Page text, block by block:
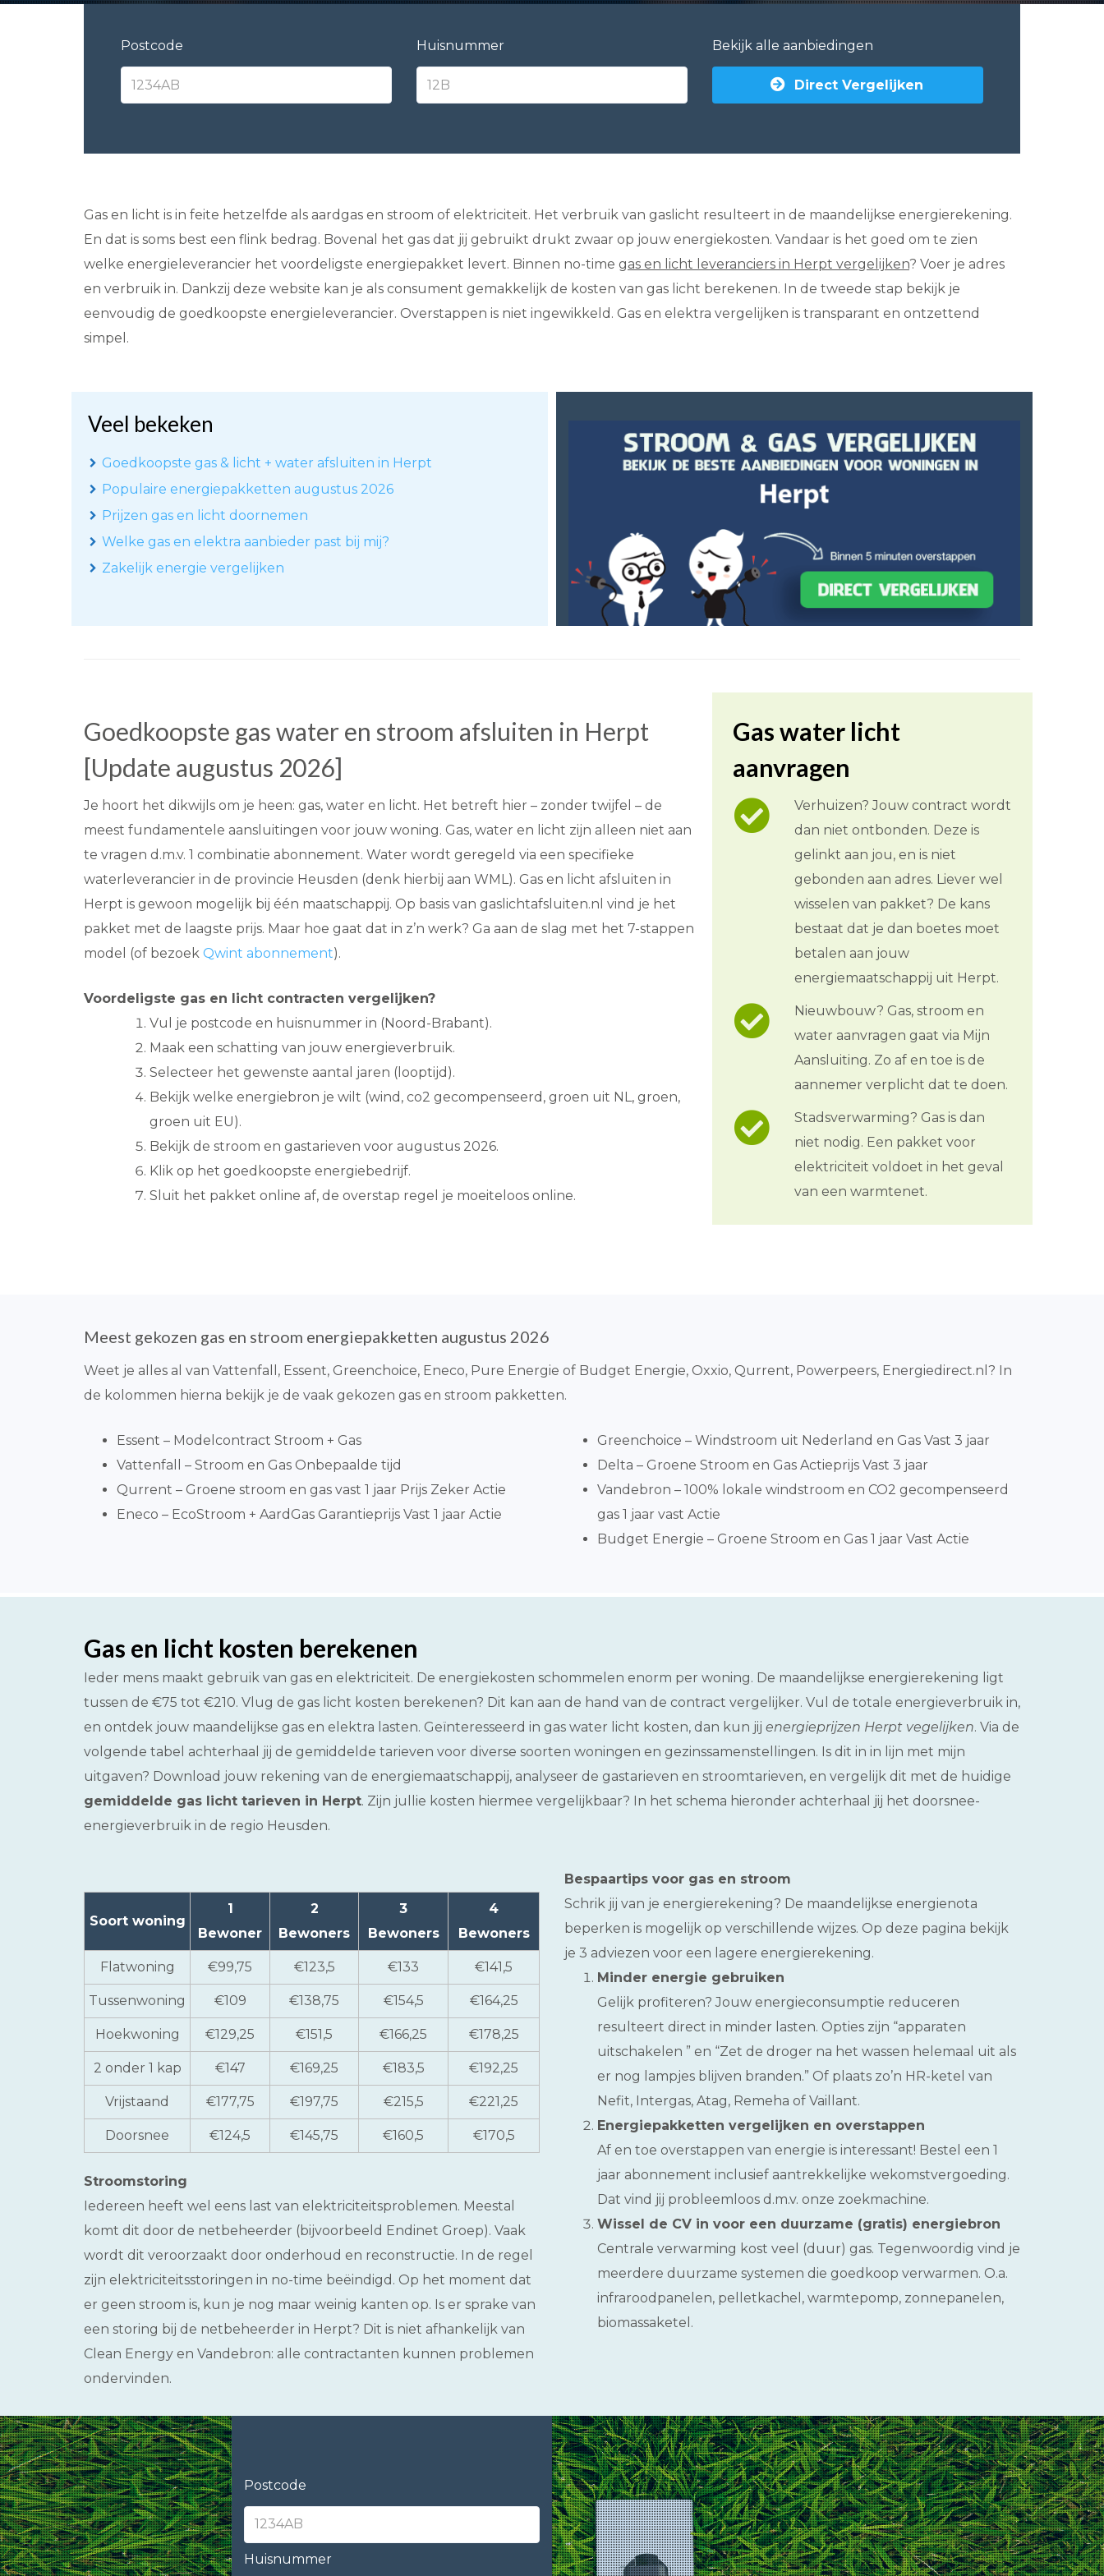
Postcode Huisnummer Bekijk alle aanbiedingen
Direct Vergelijken
Gas en licht is in feite hetzelfde als aardgas en stroom of elektriciteit. Het verbruik van gaslicht resulteert in de maandelijkse energierekening.
En dat is soms best een flink bedrag. Bovenal het gas dat jij gebruikt drukt zwaar op jouw energiekosten. Vandaar is het goed om te zien
welke energieleverancier het voordeligste energiepakket levert. Binnen no-time gas en licht leveranciers in Herpt vergelijken? Voer je adres
en verbruik in. Dankzij deze website kan je als consument gemakkelijk de kosten van gas licht berekenen. In de tweede stap bekijk je
eenvoudig de goedkoopste energieleverancier. Overstappen is niet ingewikkeld. Gas en elektra vergelijken is transparant en ontzettend
simpel.
Veel bekeken
Goedkoopste gas & licht + water afsluiten in Herpt
Populaire energiepakketten augustus 2026
Prijzen gas en licht doornemen
Welke gas en elektra aanbieder past bij mij?
Zakelijk energie vergelijken
Goedkoopste gas water en stroom afsluiten in Herpt
[Update augustus 2026]
Je hoort het dikwijls om je heen: gas, water en licht. Het betreft hier – zonder twijfel – de
meest fundamentele aansluitingen voor jouw woning. Gas, water en licht zijn alleen niet aan
te vragen d.m.v. 1 combinatie abonnement. Water wordt geregeld via een specifieke
waterleverancier in de provincie Heusden (denk hierbij aan WML). Gas en licht afsluiten in
Herpt is gewoon mogelijk bij één maatschappij. Op basis van gaslichtafsluiten.nl vind je het
pakket met de laagste prijs. Maar hoe gaat dat in z’n werk? Ga aan de slag met het 7-stappen
model (of bezoek Qwint abonnement).
Voordeligste gas en licht contracten vergelijken?
Vul je postcode en huisnummer in (Noord-Brabant).
Maak een schatting van jouw energieverbruik.
Selecteer het gewenste aantal jaren (looptijd).
Bekijk welke energiebron je wilt (wind, co2 gecompenseerd, groen uit NL, groen,
groen uit EU).
Bekijk de stroom en gastarieven voor augustus 2026.
Klik op het goedkoopste energiebedrijf.
Sluit het pakket online af, de overstap regel je moeiteloos online.
Gas water licht
aanvragen
Verhuizen? Jouw contract wordt
dan niet ontbonden. Deze is
gelinkt aan jou, en is niet
gebonden aan adres. Liever wel
wisselen van pakket? De kans
bestaat dat je dan boetes moet
betalen aan jouw
energiemaatschappij uit Herpt.
Nieuwbouw? Gas, stroom en
water aanvragen gaat via Mijn
Aansluiting. Zo af en toe is de
aannemer verplicht dat te doen.
Stadsverwarming? Gas is dan
niet nodig. Een pakket voor
elektriciteit voldoet in het geval
van een warmtenet.
Meest gekozen gas en stroom energiepakketten augustus 2026
Weet je alles al van Vattenfall, Essent, Greenchoice, Eneco, Pure Energie of Budget Energie, Oxxio, Qurrent, Powerpeers, Energiedirect.nl? In
de kolommen hierna bekijk je de vaak gekozen gas en stroom pakketten.
Essent – Modelcontract Stroom + Gas
Vattenfall – Stroom en Gas Onbepaalde tijd
Qurrent – Groene stroom en gas vast 1 jaar Prijs Zeker Actie
Eneco – EcoStroom + AardGas Garantieprijs Vast 1 jaar Actie
Greenchoice – Windstroom uit Nederland en Gas Vast 3 jaar
Delta – Groene Stroom en Gas Actieprijs Vast 3 jaar
Vandebron – 100% lokale windstroom en CO2 gecompenseerd
gas 1 jaar vast Actie
Budget Energie – Groene Stroom en Gas 1 jaar Vast Actie
Gas en licht kosten berekenen
Ieder mens maakt gebruik van gas en elektriciteit. De energiekosten schommelen enorm per woning. De maandelijkse energierekening ligt
tussen de €75 tot €210. Vlug de gas licht kosten berekenen? Dit kan aan de hand van de contract vergelijker. Vul de totale energieverbruik in,
en ontdek jouw maandelijkse gas en elektra lasten. Geïnteresseerd in gas water licht kosten, dan kun jij energieprijzen Herpt vegelijken. Via de
volgende tabel achterhaal jij de gemiddelde tarieven voor diverse soorten woningen en gezinssamenstellingen. Is dit in in lijn met mijn
uitgaven? Download jouw rekening van de energiemaatschappij, analyseer de gastarieven en stroomtarieven, en vergelijk dit met de huidige
gemiddelde gas licht tarieven in Herpt. Zijn jullie kosten hiermee vergelijkbaar? In het schema hieronder achterhaal jij het doorsnee-
energieverbruik in de regio Heusden.
Soort woning
1
Bewoner
2
Bewoners
3
Bewoners
4
Bewoners
Flatwoning €99,75 €123,5 €133 €141,5
Tussenwoning €109 €138,75 €154,5 €164,25
Hoekwoning €129,25 €151,5 €166,25 €178,25
2 onder 1 kap €147 €169,25 €183,5 €192,25
Vrijstaand €177,75 €197,75 €215,5 €221,25
Doorsnee €124,5 €145,75 €160,5 €170,5
Stroomstoring
Iedereen heeft wel eens last van elektriciteitsproblemen. Meestal
komt dit door de netbeheerder (bijvoorbeeld Endinet Groep). Vaak
wordt dit veroorzaakt door onderhoud en reconstructie. In de regel
zijn elektriciteitsstoringen in no-time beëindigd. Op het moment dat
er geen stroom is, kun je nog maar weinig kanten op. Is er sprake van
een storing bij de netbeheerder in Herpt? Dit is niet afhankelijk van
Clean Energy en Vandebron: alle contractanten kunnen problemen
ondervinden.
Bespaartips voor gas en stroom
Schrik jij van je energierekening? De maandelijkse energienota
beperken is mogelijk op verschillende wijzes. Op deze pagina bekijk
je 3 adviezen voor een lagere energierekening.
Minder energie gebruiken
Gelijk profiteren? Jouw energieconsumptie reduceren
resulteert direct in minder lasten. Opties zijn “apparaten
uitschakelen ” en “Zet de droger na het wassen helemaal uit als
er nog lampjes blijven branden.” Of plaats zo’n HR-ketel van
Nefit, Intergas, Atag, Remeha of Vaillant.
Energiepakketten vergelijken en overstappen
Af en toe overstappen van energie is interessant! Bestel een 1
jaar abonnement inclusief aantrekkelijke wekomstvergoeding.
Dat vind jij probleemloos d.m.v. onze zoekmachine.
Wissel de CV in voor een duurzame (gratis) energiebron
Centrale verwarming kost veel (duur) gas. Tegenwoordig vind je
meerdere duurzame systemen die goedkoop verwarmen. O.a.
infraroodpanelen, pelletkachel, warmtepomp, zonnepanelen,
biomassaketel.
Postcode
Huisnummer